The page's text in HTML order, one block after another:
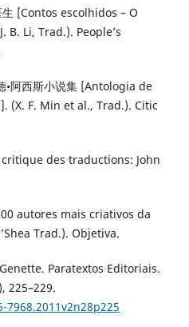
[Contos escolhidos – O
Li, Trad.). People’s
•阿西斯小说集 [Antologia de
(X. F. Min et al., Trad.). Citic
des traductions: John
autores mais criativos da
Trad.). Objetiva.
Paratextos Editoriais.
225–229.